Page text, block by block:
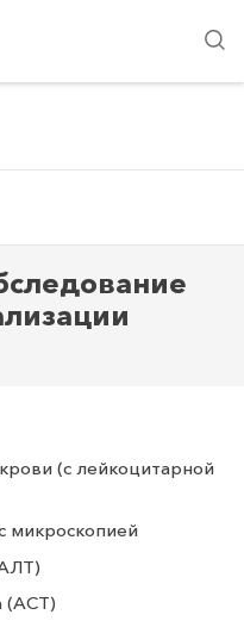
(c лейкоцитарной
микроскопией
(АСТ)